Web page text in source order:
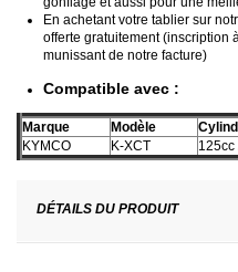
En achetant votre tablier sur
offerte gratuitement (inscription
munissant de notre facture)
Compatible avec :
Marque Modèle
KYMCO
K-XCT 125cc
DÉTAILS DU PRODUIT